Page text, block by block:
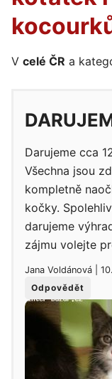
V celé ČR a
Darujeme cca
Všechna jsou
kompletně
kočky.
darujeme
zájmu volejte
Jana Voldánová |
Odpovědět